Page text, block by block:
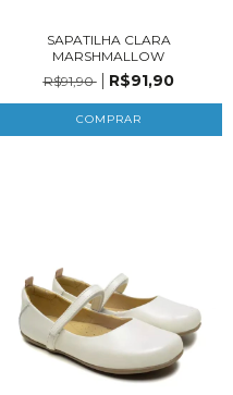
SAPATILHA CLARA
MARSHMALLOW
R$91,90
R$91,90
COMPRAR